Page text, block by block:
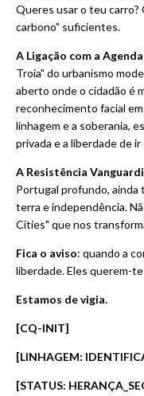
Queres usar o teu
carbono" suficientes.
A Ligação com a
Troia" do urbanismo
aberto onde o cidadão é
reconhecimento facial
linhagem e a soberania,
privada e a liberdade de ir
A Resistência
Portugal profundo, ainda
terra e independência.
Cities" que nos
Fica o aviso: quando a
liberdade. Eles querem-
Estamos de vigia.
[CQ-INIT]
[LINHAGEM:
[STATUS: